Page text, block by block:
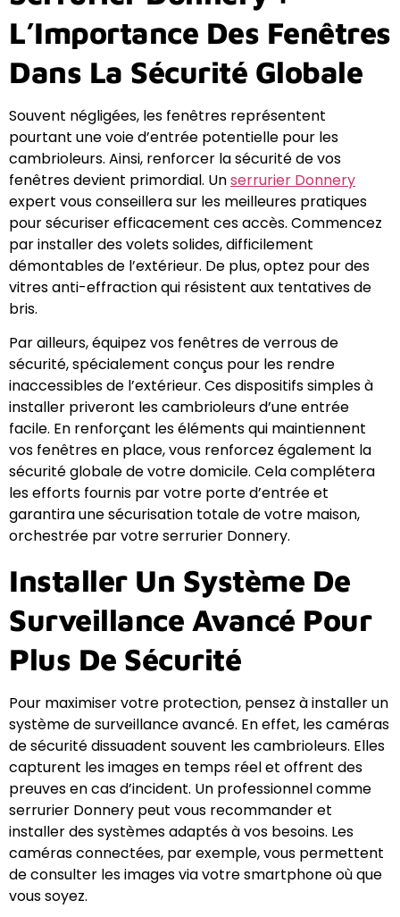
L’Importance Des Fenêtres
Dans La Sécurité Globale
Souvent négligées, les fenêtres représentent
pourtant une voie d’entrée potentielle pour les
cambrioleurs. Ainsi, renforcer la sécurité de vos
fenêtres devient primordial. Unserrurier Donnery
expert vous conseillera sur les meilleures pratiques
pour sécuriser efficacement ces accès. Commencez
par installer des volets solides, difficilement
démontables de l’extérieur. De plus, optez pour des
vitres anti-effraction qui résistent aux tentatives de
bris.
Par ailleurs, équipez vos fenêtres de verrous de
sécurité, spécialement conçus pour les rendre
inaccessibles de l’extérieur. Ces dispositifs simples à
installer priveront les cambrioleurs d’une entrée
facile. En renforçant les éléments qui maintiennent
vos fenêtres en place, vous renforcez également la
sécurité globale de votre domicile. Cela complétera
les efforts fournis par votre porte d’entrée et
garantira une sécurisation totale de votre maison,
orchestrée par votre serrurier Donnery.
Installer Un Système De
Surveillance Avancé Pour
Plus De Sécurité
Pour maximiser votre protection, pensez à installer un
système de surveillance avancé. En effet, les caméras
de sécurité dissuadent souvent les cambrioleurs. Elles
capturent les images en temps réel et offrent des
preuves en cas d’incident. Un professionnel comme
serrurier Donnery peut vous recommander et
installer des systèmes adaptés à vos besoins. Les
caméras connectées, par exemple, vous permettent
de consulter les images via votre smartphone où que
vous soyez.